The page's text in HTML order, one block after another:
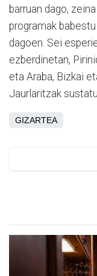
barruan dago,
programak
dagoen. Sei
ezberdinetan,
eta Araba, Bizkai
Jaurlaritzak sustatu
GIZARTEA